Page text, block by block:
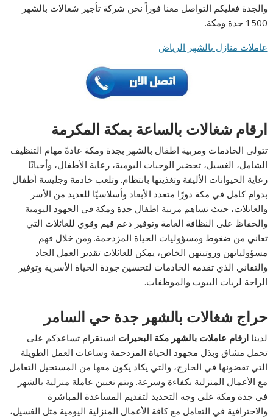
والجدة فعليكم التواصل معنا فوراً نحن شركة تأجير شغالات بالشهر
1500 جدة ومكة.
عاملات منازل بالشهر الرياض
ارقام شغالات بالساعة بمكة المكرمة
تتولى الخادمات ومربية اطفال بالشهر بجدة ومكة عادةً مهام التنظيف
الشامل، الغسيل، تحضير الوجبات اليومية، رعاية الأطفال، وأحيانًا
رعاية الحيوانات الأليفة وتغذيتها بانتظام. وتلعب خادمة وجليسة أطفال
بدوام كامل في مكة دورًا متعدد الأبعاد وأسلاسيًا للعديد من الأسر
والعائلات، حيث تساهم مربية اطفال جدة ومكة في الجهود اليومية
والحفاظ على النظافة العامة وتوفير دعم قيم وقوي للعائلات التي
تعاني من ضغوط ومسؤوليات الحياة المزدحمة. ومن خلال فهم
مسؤولياتهن وروتينهن الخاص، يمكن للعائلات تقدير العمل الجاد
والتفاني الذي تقدمه الخادمات لتحسين جودة الحياة الأسرية وتوفير
الراحة لربات البيوت والموظفات.
حراج شغالات بالشهر جدة حي السامر
لديناارقام عاملات بالشهر مكة البحيرات انستقرام تساعدكم على
تحمل مشاق وبذل مجهود الحياة المزدحمة وساعات العمل الطويلة
التي تقضونها في الخارج، والتي يكاد يكون معها من المستحيل التعامل
مع الأعمال المنزلية بكفاءة وسرعة. ويتم تعيين عاملة منزلية بالشهر
في جدة ومكة على وجه التحديد لتقديم المساعدة المباشرة
والاحترافية في التعامل مع كافة الأعمال المنزلية اليومية مثل الغسيل،